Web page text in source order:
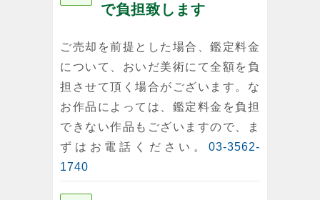
で負担致します
ご売却を前提とした場合、鑑定料金
について、おいだ美術にて全額を負
担させて頂く場合がございます。な
お作品によっては、鑑定料金を負担
できない作品もございますので、ま
ずはお電話ください。 03-3562-
1740